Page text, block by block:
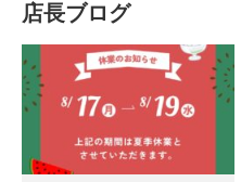
店長ブログ